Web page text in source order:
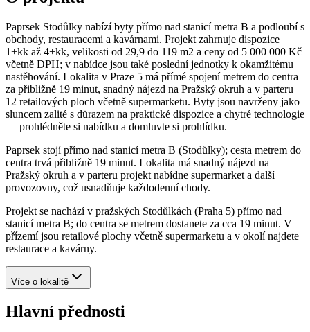
Paprsek Stodůlky nabízí byty přímo nad stanicí metra B a podloubí s
obchody, restauracemi a kavárnami. Projekt zahrnuje dispozice
1+kk až 4+kk, velikosti od 29,9 do 119 m2 a ceny od 5 000 000 Kč
včetně DPH; v nabídce jsou také poslední jednotky k okamžitému
nastěhování. Lokalita v Praze 5 má přímé spojení metrem do centra
za přibližně 19 minut, snadný nájezd na Pražský okruh a v parteru
12 retailových ploch včetně supermarketu. Byty jsou navrženy jako
sluncem zalité s důrazem na praktické dispozice a chytré technologie
— prohlédněte si nabídku a domluvte si prohlídku.
Paprsek stojí přímo nad stanicí metra B (Stodůlky); cesta metrem do
centra trvá přibližně 19 minut. Lokalita má snadný nájezd na
Pražský okruh a v parteru projekt nabídne supermarket a další
provozovny, což usnadňuje každodenní chody.
Projekt se nachází v pražských Stodůlkách (Praha 5) přímo nad
stanicí metra B; do centra se metrem dostanete za cca 19 minut. V
přízemí jsou retailové plochy včetně supermarketu a v okolí najdete
restaurace a kavárny.
Více o lokalitě
Hlavní přednosti